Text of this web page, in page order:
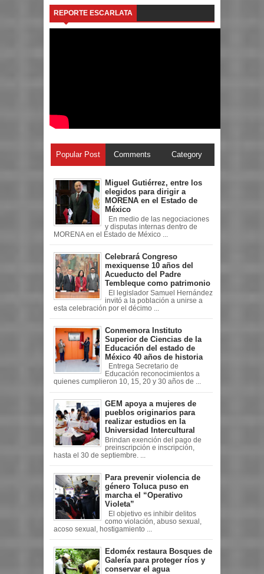
REPORTE ESCARLATA
Popular Post Comments Category
Miguel Gutiérrez, entre los
elegidos para dirigir a
MORENA en el Estado de
México
En medio de las negociaciones
y disputas internas dentro de
MORENA en el Estado de México ...
Celebrará Congreso
mexiquense 10 años del
Acueducto del Padre
Tembleque como patrimonio
El legislador Samuel Hernández
invitó a la población a unirse a
esta celebración por el décimo ...
Conmemora Instituto
Superior de Ciencias de la
Educación del estado de
México 40 años de historia
Entrega Secretario de
Educación reconocimientos a
quienes cumplieron 10, 15, 20 y 30 años de ...
GEM apoya a mujeres de
pueblos originarios para
realizar estudios en la
Universidad Intercultural
Brindan exención del pago de
preinscripción e inscripción,
hasta el 30 de septiembre. ...
Para prevenir violencia de
género Toluca puso en
marcha el “Operativo
Violeta”
El objetivo es inhibir delitos
como violación, abuso sexual,
acoso sexual, hostigamiento ...
Edoméx restaura Bosques de
Galería para proteger ríos y
conservar el agua